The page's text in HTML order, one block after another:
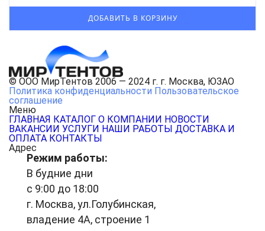
© ООО МирТентов 2006 — 2024 г. г. Москва, ЮЗАО
Политика конфиденциальности Пользовательское
соглашение
Меню
ГЛАВНАЯ КАТАЛОГ О КОМПАНИИ НОВОСТИ
ВАКАНСИИ УСЛУГИ НАШИ РАБОТЫ ДОСТАВКА И
ОПЛАТА КОНТАКТЫ
Адрес
Режим работы:
В будние дни
с 9:00 до 18:00
г. Москва, ул.Голубинская,
владение 4А, строение 1